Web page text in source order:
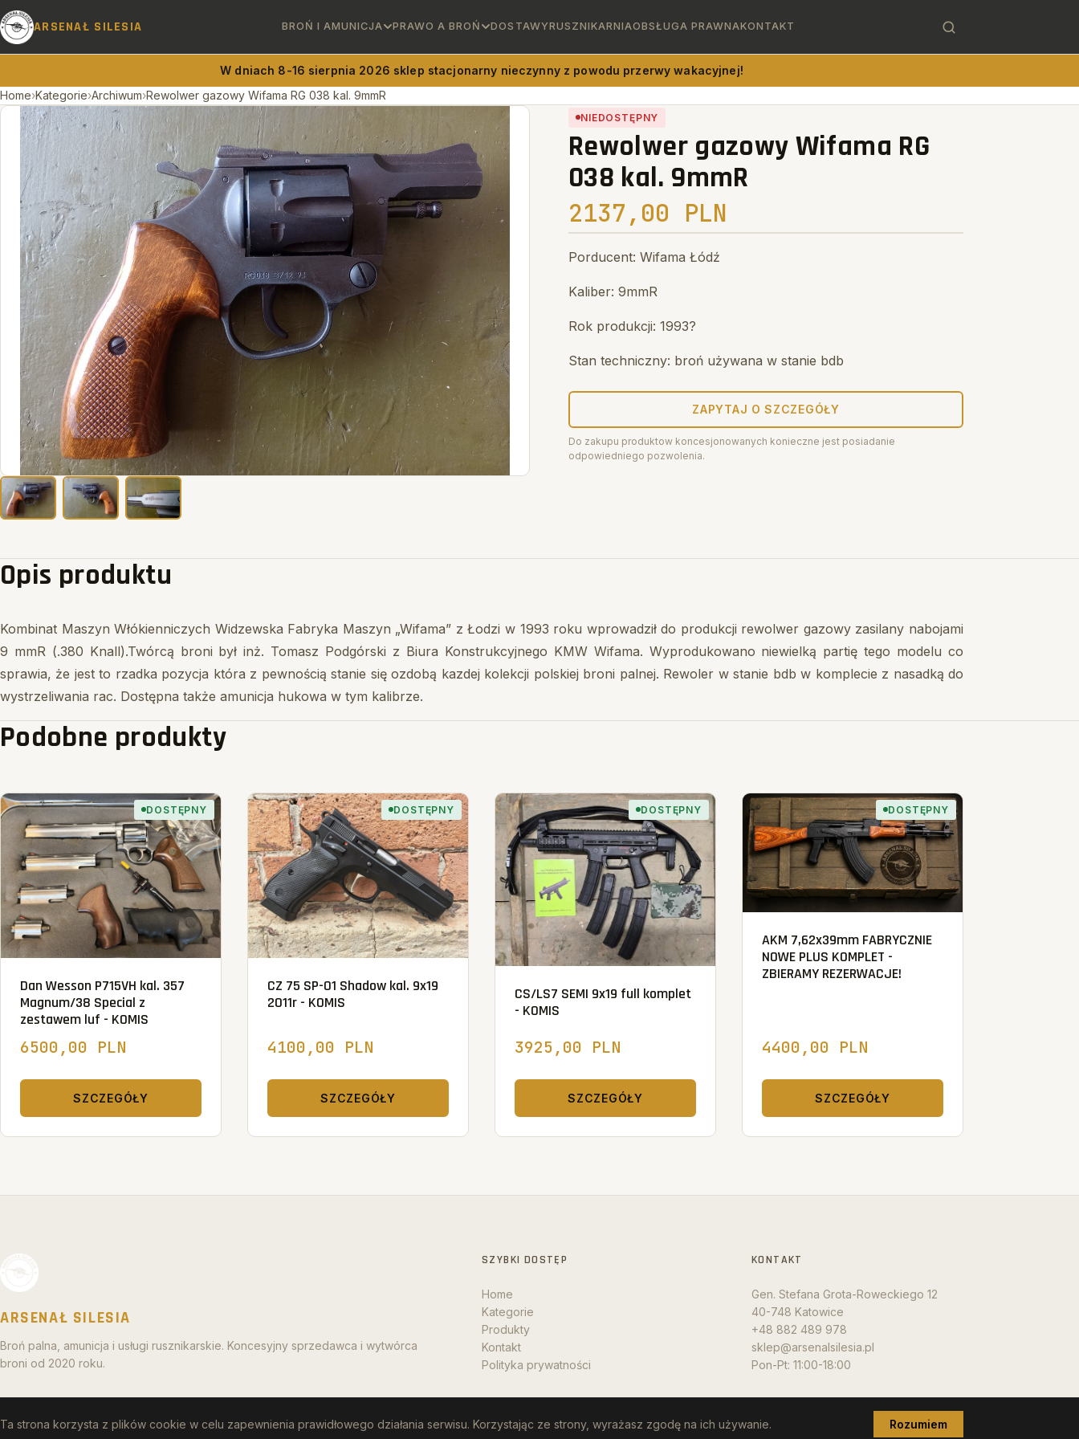
ARSENAŁ SILESIA BROŃ I AMUNICJA PRAWO A BROŃ DOSTAWYRUSZNIKARNIAOBSŁUGA PRAWNAKONTAKT
W dniach 8-16 sierpnia 2026 sklep stacjonarny nieczynny z powodu przerwy wakacyjnej!
Home›Kategorie›Archiwum›Rewolwer gazowy Wifama RG 038 kal. 9mmR
NIEDOSTĘPNY
Rewolwer gazowy Wifama RG
038 kal. 9mmR
2137,00 PLN
Porducent: Wifama Łódź
Kaliber: 9mmR
Rok produkcji: 1993?
Stan techniczny: broń używana w stanie bdb
ZAPYTAJ O SZCZEGÓŁY
Do zakupu produktow koncesjonowanych konieczne jest posiadanie
odpowiedniego pozwolenia.
Opis produktu
Kombinat Maszyn Włókienniczych Widzewska Fabryka Maszyn „Wifama” z Łodzi w 1993 roku wprowadził do produkcji rewolwer gazowy zasilany nabojami
9 mmR (.380 Knall).Twórcą broni był inż. Tomasz Podgórski z Biura Konstrukcyjnego KMW Wifama. Wyprodukowano niewielką partię tego modelu co
sprawia, że jest to rzadka pozycja która z pewnością stanie się ozdobą kazdej kolekcji polskiej broni palnej. Rewoler w stanie bdb w komplecie z nasadką do
wystrzeliwania rac. Dostępna także amunicja hukowa w tym kalibrze.
Podobne produkty
DOSTĘPNY
Dan Wesson P715VH kal. 357
Magnum/38 Special z
zestawem luf - KOMIS
6500,00 PLN
SZCZEGÓŁY
DOSTĘPNY
CZ 75 SP-01 Shadow kal. 9x19
2011r - KOMIS
4100,00 PLN
SZCZEGÓŁY
DOSTĘPNY
CS/LS7 SEMI 9x19 full komplet
- KOMIS
3925,00 PLN
SZCZEGÓŁY
DOSTĘPNY
AKM 7,62x39mm FABRYCZNIE
NOWE PLUS KOMPLET -
ZBIERAMY REZERWACJE!
4400,00 PLN
SZCZEGÓŁY
ARSENAŁ SILESIA
Broń palna, amunicja i usługi rusznikarskie. Koncesyjny sprzedawca i wytwórca
broni od 2020 roku.
SZYBKI DOSTĘP
Home
Kategorie
Produkty
Kontakt
Polityka prywatności
KONTAKT
Gen. Stefana Grota-Roweckiego 12
40-748 Katowice
+48 882 489 978
sklep@arsenalsilesia.pl
Pon-Pt: 11:00-18:00
Ta strona korzysta z plików cookie w celu zapewnienia prawidłowego działania serwisu. Korzystając ze strony, wyrażasz zgodę na ich używanie. Rozumiem